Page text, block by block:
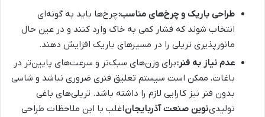
طراحی باریک و چرخ‌های مناسب:چرخ‌ها باید به گونه‌ای
انتخاب شوند که فشار کمی به خاک وارد کنند و در عین حال
مانورپذیری تریلی را در مسیرهای باریک افزایش دهند.
عدم نیاز به فنر:برای وزن‌های سبک‌تر و سرعت‌های پایین‌تر در
باغات، ممکن است سیستم تعلیق فنری ضروری نباشد و شاسی
بدون فنر نیز کارایی لازم را داشته باشد. تریلی‌های باغی
تولیدینوین صنعت آذربایجاناغلب با این ملاحظات طراحی